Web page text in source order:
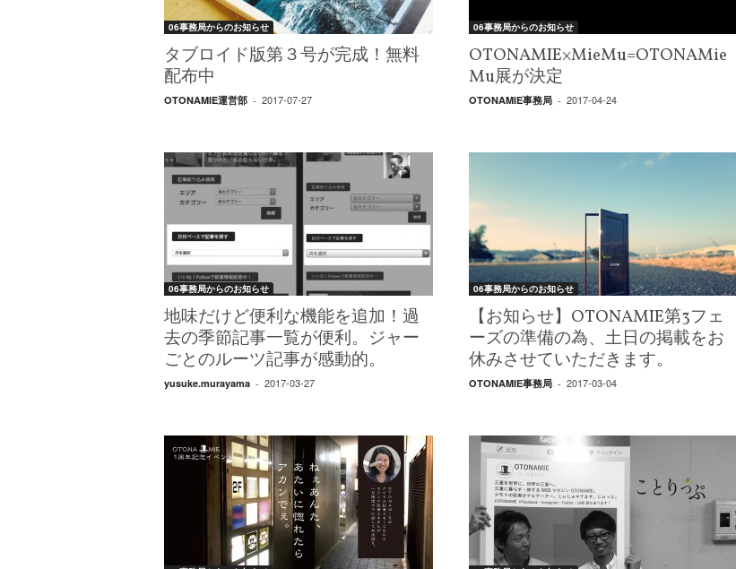
06事務局からのお知らせ
タブロイド版第３号が完成！無料
配布中
OTONAMIE運営部 - 2017-07-27
06事務局からのお知らせ
OTONAMIE×MieMu=OTONAMie
Mu展が決定
OTONAMIE事務局 - 2017-04-24
06事務局からのお知らせ
地味だけど便利な機能を追加！過
去の季節記事一覧が便利。ジャー
ごとのルーツ記事が感動的。
yusuke.murayama - 2017-03-27
06事務局からのお知らせ
【お知らせ】OTONAMIE第3フェ
ーズの準備の為、土日の掲載をお
休みさせていただきます。
OTONAMIE事務局 - 2017-03-04